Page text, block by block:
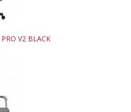
V2 BLACK